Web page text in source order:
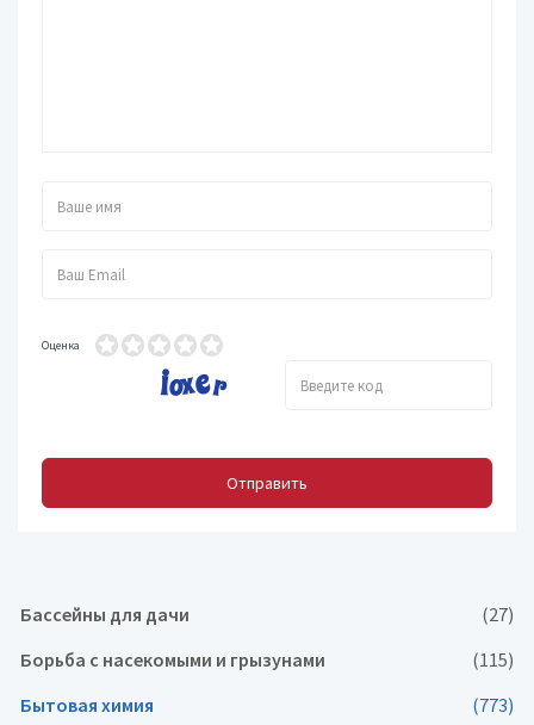
Оценка
Отправить
Бассейны для дачи
(27)
Борьба с насекомыми и грызунами
(115)
Бытовая химия
(773)